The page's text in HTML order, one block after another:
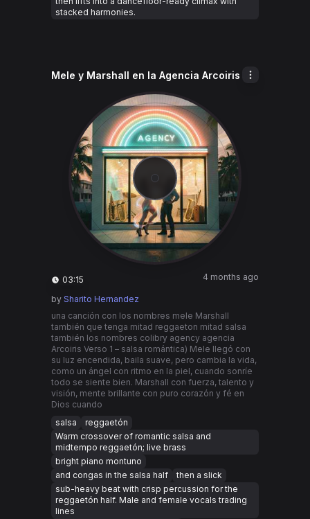
stacked harmonies.
Mele y Marshall en la Agencia Arcoiris
03:15 4 months ago
by Sharito Hernandez
una canción con los nombres mele Marshall
también que tenga mitad reggaeton mitad salsa
también los nombres colibry agency agencia
Arcoiris Verso 1 – salsa romántica) Mele llegó con
su luz encendida, baila suave, pero cambia la vida,
como un ángel con ritmo en la piel, cuando sonríe
todo se siente bien. Marshall con fuerza, talento y
visión, mente brillante con puro corazón y fé en
Dios cuando
salsa
reggaetón
Warm crossover of romantic salsa and
midtempo reggaetón; live brass
bright piano montuno
and congas in the salsa half
then a slick
sub-heavy beat with crisp percussion for the
reggaetón half. Male and female vocals trading
lines